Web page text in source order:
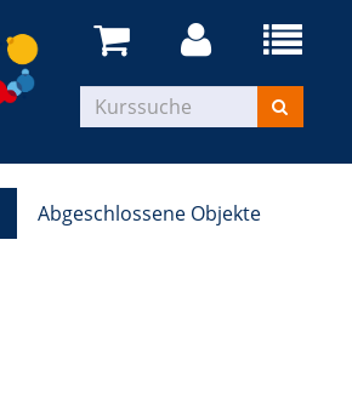
Abgeschlossene Objekte